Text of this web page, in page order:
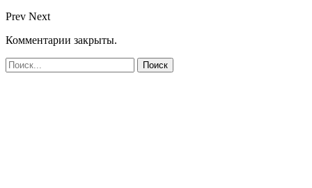
Prev Next
Комментарии закрыты.